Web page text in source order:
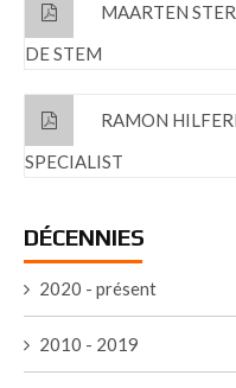
MAARTEN
DE STEM
RAMON
SPECIALIST
DÉCENNIES
2020 - présent
2010 - 2019